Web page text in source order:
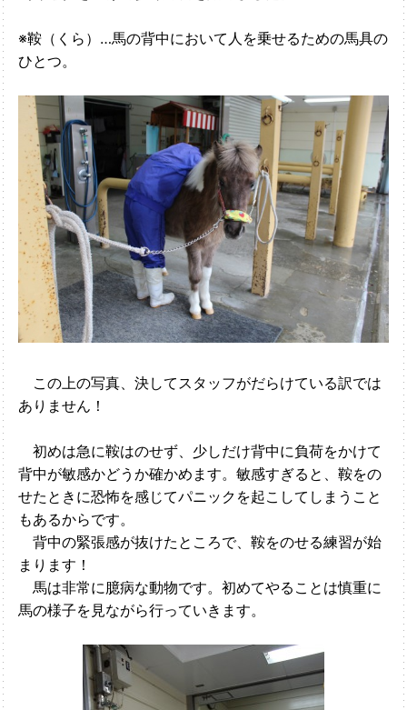
※鞍（くら）…馬の背中において人を乗せるための馬具の
ひとつ。
この上の写真、決してスタッフがだらけている訳では
ありません！
初めは急に鞍はのせず、少しだけ背中に負荷をかけて
背中が敏感かどうか確かめます。敏感すぎると、鞍をの
せたときに恐怖を感じてパニックを起こしてしまうこと
もあるからです。
背中の緊張感が抜けたところで、鞍をのせる練習が始
まります！
馬は非常に臆病な動物です。初めてやることは慎重に
馬の様子を見ながら行っていきます。